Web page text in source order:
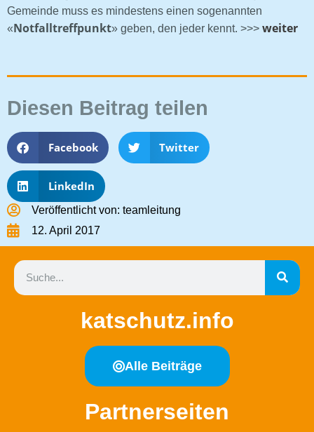
Gemeinde muss es mindestens einen sogenannten
«Notfalltreffpunkt» geben, den jeder kennt. >>> weiter
Diesen Beitrag teilen
Facebook Twitter
LinkedIn
Veröffentlicht von: teamleitung
12. April 2017
katschutz.info
Alle Beiträge
Partnerseiten